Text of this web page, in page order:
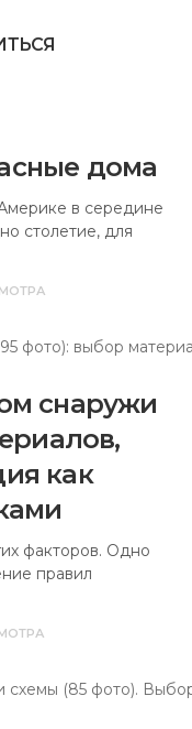
дома
в середине
столетие, для
снаружи
как
факторов. Одно
правил